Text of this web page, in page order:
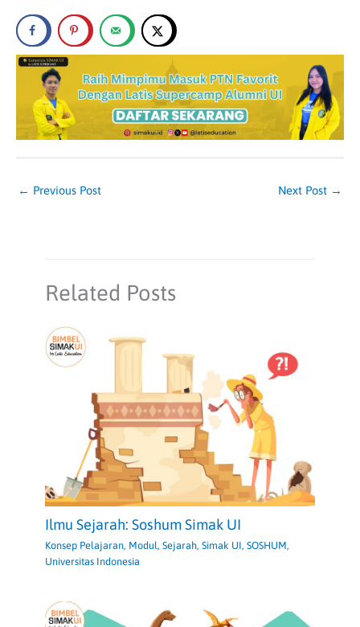
← Previous Post Next Post →
Related Posts
Ilmu Sejarah: Soshum Simak UI
Konsep Pelajaran, Modul,Sejarah,Simak UI,SOSHUM,
Universitas Indonesia